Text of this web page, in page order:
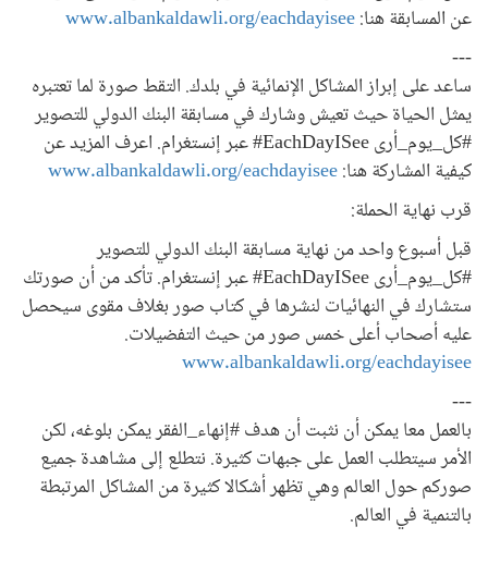
عن المسابقة هنا:www.albankaldawli.org/eachdayisee
---
ساعد على إبراز المشاكل الإنمائية في بلدك. التقط صورة لما تعتبره
يمثل الحياة حيث تعيش وشارك في مسابقة البنك الدولي للتصوير
#كل_يوم_أرى EachDayISee# عبر إنستغرام. اعرف المزيد عن
كيفية المشاركة هنا:www.albankaldawli.org/eachdayisee
قرب نهاية الحملة:
قبل أسبوع واحد من نهاية مسابقة البنك الدولي للتصوير
#كل_يوم_أرى EachDayISee# عبر إنستغرام. تأكد من أن صورتك
ستشارك في النهائيات لنشرها في كتاب صور بغلاف مقوى سيحصل
عليه أصحاب أعلى خمس صور من حيث التفضيلات.
www.albankaldawli.org/eachdayisee
---
بالعمل معا يمكن أن نثبت أن هدف #إنهاء_الفقر يمكن بلوغه، لكن
الأمر سيتطلب العمل على جبهات كثيرة. نتطلع إلى مشاهدة جميع
صوركم حول العالم وهي تظهر أشكالا كثيرة من المشاكل المرتبطة
بالتنمية في العالم.